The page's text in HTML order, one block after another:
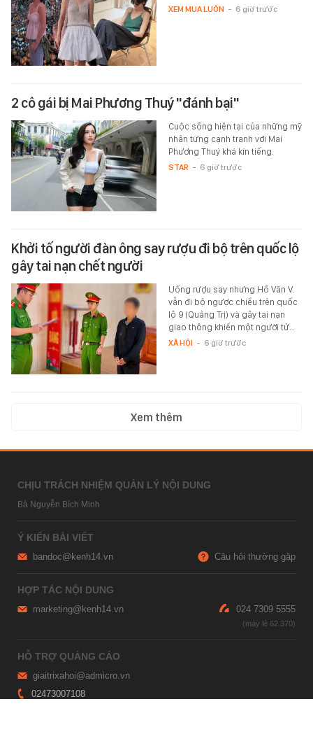
XEM MUA LUÔN - 6 giờ trước
2 cô gái bị Mai Phương Thuý "đánh bại"
Cuộc sống hiện tại của những mỹ
nhân từng cạnh tranh với Mai
Phương Thuý khá kín tiếng.
STAR - 6 giờ trước
Khởi tố người đàn ông say rượu đi bộ trên quốc lộ
gây tai nạn chết người
Uống rượu say nhưng Hồ Văn V.
vẫn đi bộ ngược chiều trên quốc
lộ 9 (Quảng Trị) và gây tai nạn
giao thông khiến một người tử…
XÃ HỘI - 6 giờ trước
Xem thêm
CHỊU TRÁCH NHIỆM QUẢN LÝ NỘI DUNG
Bà Nguyễn Bích Minh
Ý KIẾN BÀI VIẾT
bandoc@kenh14.vn Câu hỏi thường gặp
HỢP TÁC NỘI DUNG
marketing@kenh14.vn 024 7309 5555
HỖ TRỢ QUẢNG CÁO
giaitrixahoi@admicro.vn
02473007108